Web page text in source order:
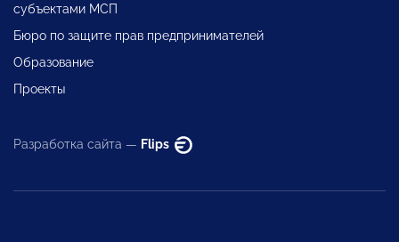
субъектами МСП
Бюро по защите прав предпринимателей
Образование
Проекты
Разработка сайта — Flips